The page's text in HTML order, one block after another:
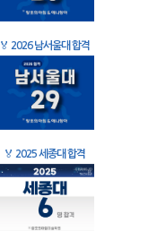
🏅 2026 남서울대 합격
🏅 2025 세종대 합격